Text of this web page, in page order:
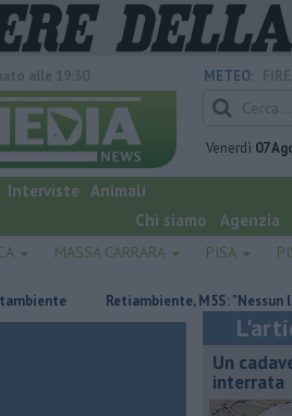
METEO:
Venerdì 07
Interviste Animali
Chi siamo
Agenzia
MASSA CARRARA PISA
Retiambiente, M5S: "Nessun legame
Un
interrata